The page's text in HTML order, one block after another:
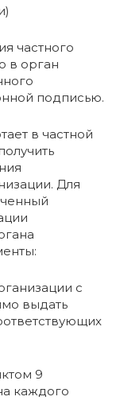
частного
в орган
подписью.
в частной
Для
с
выдать
9
каждого